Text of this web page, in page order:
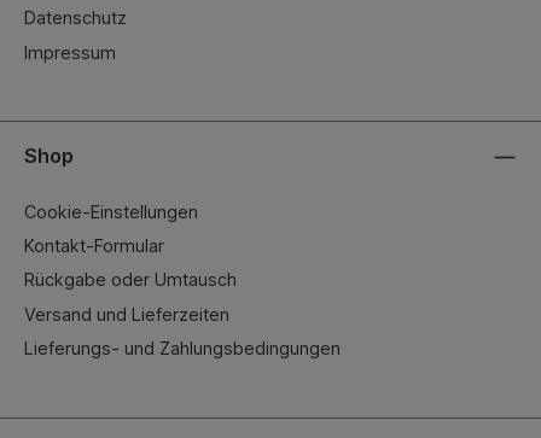
Datenschutz
Impressum
Shop
Cookie-Einstellungen
Kontakt-Formular
Rückgabe oder Umtausch
Versand und Lieferzeiten
Lieferungs- und Zahlungsbedingungen